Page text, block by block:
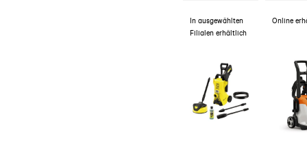
In ausgewählten
Filialen erhältlich
Online